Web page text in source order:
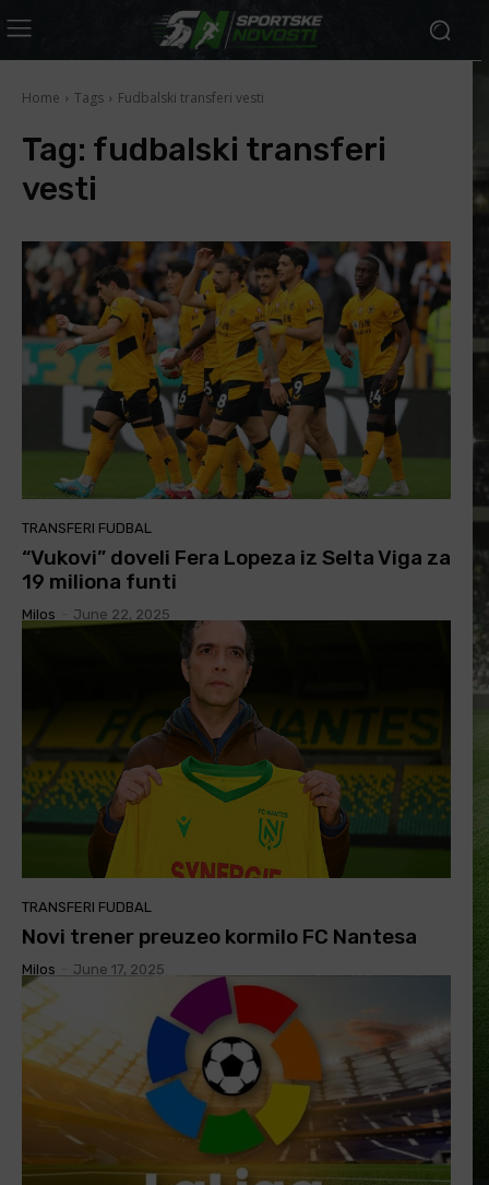
Home Tags Fudbalski transferi vesti
Tag: fudbalski transferi
vesti
TRANSFERI FUDBAL
“Vukovi” doveli Fera Lopeza iz Selta Viga za
19 miliona funti
Milos June 22, 2025
TRANSFERI FUDBAL
Novi trener preuzeo kormilo FC Nantesa
Milos June 17, 2025